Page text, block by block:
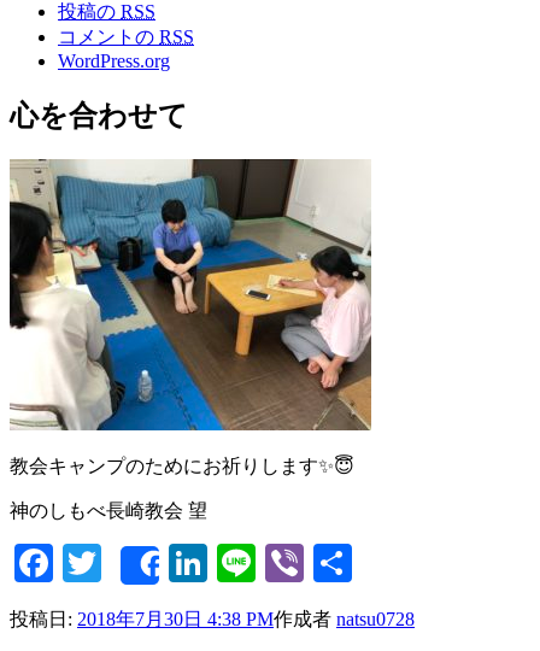
投稿の RSS
コメントの RSS
WordPress.org
心を合わせて
教会キャンプのためにお祈りします✨😇
神のしもべ長崎教会 望
Facebook
TwitterShareLinkedIn
LineViber
有
投稿日: 2018年7月30日 4:38 PM作成者 natsu0728